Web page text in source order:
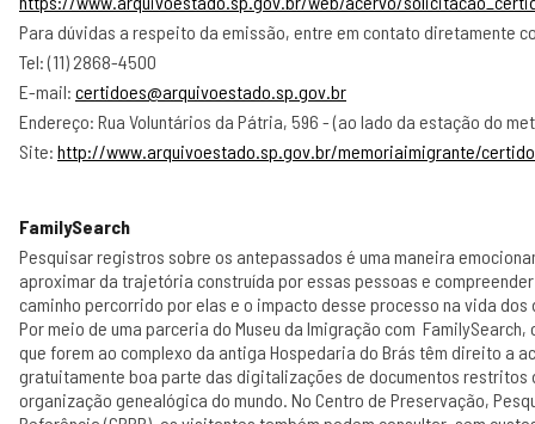
Para dúvidas a respeito da emissão, entre em contato diretamente
Tel: (11) 2868-4500
E-mail: certidoes@arquivoestado.sp.gov.br
Endereço: Rua Voluntários da Pátria, 596 - (ao lado da estação do
Site: http://www.arquivoestado.sp.gov.br/memoriaimigrante/
FamilySearch
Pesquisar registros sobre os antepassados é uma maneira
aproximar da trajetória construída por essas pessoas e
caminho percorrido por elas e o impacto desse processo na vida dos
Por meio de uma parceria do Museu da Imigração com
que forem ao complexo da antiga Hospedaria do Brás têm direito a
gratuitamente boa parte das digitalizações de documentos restritos
organização genealógica do mundo. No Centro de Preservação,